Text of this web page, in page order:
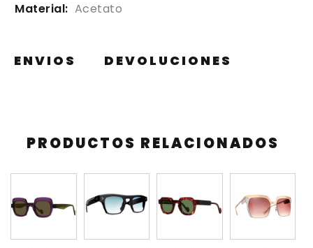
Material: Acetato
ENVIOS DEVOLUCIONES
PRODUCTOS RELACIONADOS